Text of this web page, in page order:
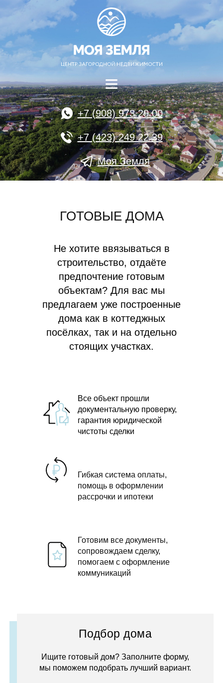
+7 (908) 973 29 00
+7 (423) 249 22 39
Моя Земля
ГОТОВЫЕ ДОМА
Не хотите ввязываться в
строительство, отдаёте
предпочтение готовым
объектам? Для вас мы
предлагаем уже построенные
дома как в коттеджных
посёлках, так и на отдельно
стоящих участках.
Все объект прошли
документальную проверку,
гарантия юридической
чистоты сделки
Гибкая система оплаты,
помощь в оформлении
рассрочки и ипотеки
Готовим все документы,
сопровождаем сделку,
помогаем с оформление
коммуникаций
Подбор дома
Ищите готовый дом? Заполните форму,
мы поможем подобрать лучший вариант.